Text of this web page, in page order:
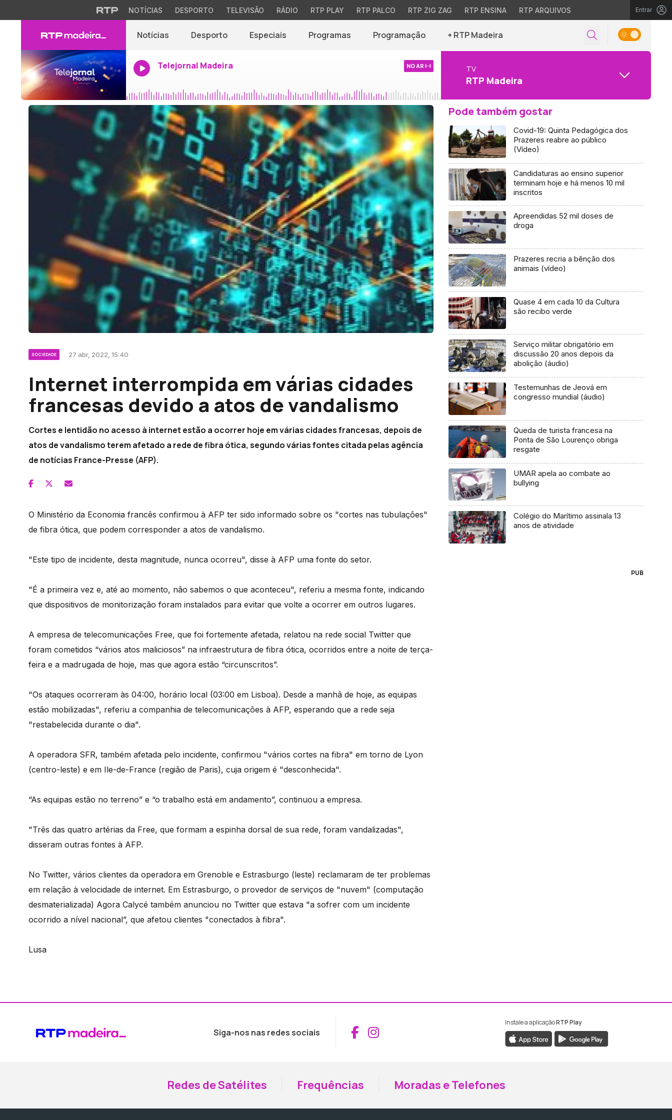
NOTÍCIAS DESPORTO TELEVISÃO RÁDIO RTP PLAY RTP PALCO RTP ZIG ZAG RTP ENSINA RTP ARQUIVOS Entrar
Notícias Desporto Especiais Programas Programação + RTP Madeira
Telejornal Madeira NO AR TV
RTP Madeira
SOCIEDADE 27 abr, 2022, 15:40
Internet interrompida em várias cidades
francesas devido a atos de vandalismo
Cortes e lentidão no acesso à internet estão a ocorrer hoje em várias cidades francesas, depois de
atos de vandalismo terem afetado a rede de fibra ótica, segundo várias fontes citada pelas agência
de notícias France-Presse (AFP).
O Ministério da Economia francês confirmou à AFP ter sido informado sobre os "cortes nas tubulações"
de fibra ótica, que podem corresponder a atos de vandalismo.
"Este tipo de incidente, desta magnitude, nunca ocorreu", disse à AFP uma fonte do setor.
"É a primeira vez e, até ao momento, não sabemos o que aconteceu", referiu a mesma fonte, indicando
que dispositivos de monitorização foram instalados para evitar que volte a ocorrer em outros lugares.
A empresa de telecomunicações Free, que foi fortemente afetada, relatou na rede social Twitter que
foram cometidos “vários atos maliciosos” na infraestrutura de fibra ótica, ocorridos entre a noite de terça-
feira e a madrugada de hoje, mas que agora estão “circunscritos”.
"Os ataques ocorreram às 04:00, horário local (03:00 em Lisboa). Desde a manhã de hoje, as equipas
estão mobilizadas", referiu a companhia de telecomunicações à AFP, esperando que a rede seja
"restabelecida durante o dia".
A operadora SFR, também afetada pelo incidente, confirmou "vários cortes na fibra" em torno de Lyon
(centro-leste) e em Ile-de-France (região de Paris), cuja origem é "desconhecida".
“As equipas estão no terreno” e “o trabalho está em andamento”, continuou a empresa.
"Três das quatro artérias da Free, que formam a espinha dorsal de sua rede, foram vandalizadas",
disseram outras fontes à AFP.
No Twitter, vários clientes da operadora em Grenoble e Estrasburgo (leste) reclamaram de ter problemas
em relação à velocidade de internet. Em Estrasburgo, o provedor de serviços de "nuvem" (computação
desmaterializada) Agora Calycé também anunciou no Twitter que estava "a sofrer com um incidente
ocorrido a nível nacional”, que afetou clientes "conectados à fibra".
Lusa
Pode também gostar
Covid-19: Quinta Pedagógica dos
Prazeres reabre ao público
(Vídeo)
Candidaturas ao ensino superior
terminam hoje e há menos 10 mil
inscritos
Apreendidas 52 mil doses de
droga
Prazeres recria a bênção dos
animais (vídeo)
Quase 4 em cada 10 da Cultura
são recibo verde
Serviço militar obrigatório em
discussão 20 anos depois da
abolição (áudio)
Testemunhas de Jeová em
congresso mundial (áudio)
Queda de turista francesa na
Ponta de São Lourenço obriga
resgate
UMAR apela ao combate ao
bullying
Colégio do Marítimo assinala 13
anos de atividade
PUB
Siga-nos nas redes sociais Aceder ao Facebook da RTP Madeira
Aceder ao Instagram da RTP Madeira
Instale a aplicaçãoRTP Play
Redes de Satélites Frequências Moradas e Telefones